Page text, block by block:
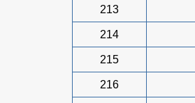
213
214
215
216